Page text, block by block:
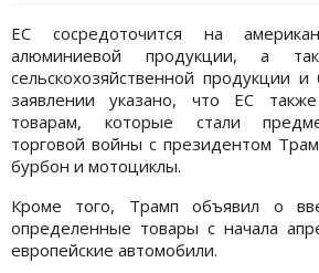
ЕС сосредоточится на
алюминиевой продукции, а
сельскохозяйственной продукции
заявлении указано, что ЕС
товарам, которые стали
торговой войны с президентом
бурбон и мотоциклы.
Кроме того, Трамп объявил о
определенные товары с начала
европейские автомобили.